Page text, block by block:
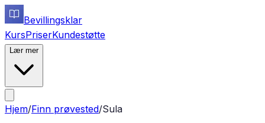
Bevillingsklar
KursPriserKundestøtte
Lær mer
Hjem/Finn prøvested/Sula